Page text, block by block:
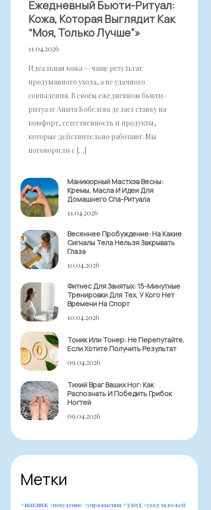
Ежедневный Бьюти-Ритуал:
Кожа, Которая Выглядит Как
“моя, Только Лучше”»
11.04.2026
Идеальная кожа — чаще результат
продуманного ухода, а не удачного
совпадения. В своём ежедневном бьюти-
ритуале Анита Кобелева делает ставку на
комфорт, естественность и продукты,
которые действительно работают. Мы
поговорили с […]
Маникюрный Мастхэв Весны:
Кремы, Масла И Идеи Для
Домашнего Спа-Ритуала
11.04.2026
Весеннее Пробуждение: На Какие
Сигналы Тела Нельзя Закрывать
Глаза
10.04.2026
Фитнес Для Занятых: 15-Минутные
Тренировки Для Тех, У Кого Нет
Времени На Спорт
10.04.2026
Тоник Или Тонер: Не Перепутайте,
Если Хотите Получить Результат
09.04.2026
Тихий Враг Ваших Ног: Как
Распознать И Победить Грибок
Ногтей
09.04.2026
Метки
#макияж #похудение #упражнения #уход #уход за кожей